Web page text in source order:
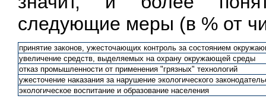
следующие меры (в % от
принятие законов, ужесточающих контроль за состоянием
увеличение средств, выделяемых на охрану окружающей среды
отказ промышленности от применения "грязных" технологий
ужесточение наказания за нарушение экологического
экологическое воспитание и образование населения